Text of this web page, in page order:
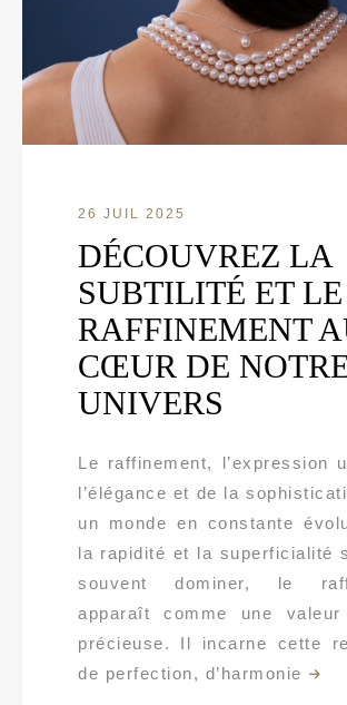
26 JUIL 2025
DÉCOUVREZ LA
SUBTILITÉ ET LE
RAFFINEMENT
CŒUR DE
UNIVERS
Le raffinement, l’expression
l’élégance et de la
un monde en constante
la rapidité et la superficialité
souvent dominer, le
apparaît comme une
précieuse. Il incarne cette
de perfection, d’harmonie